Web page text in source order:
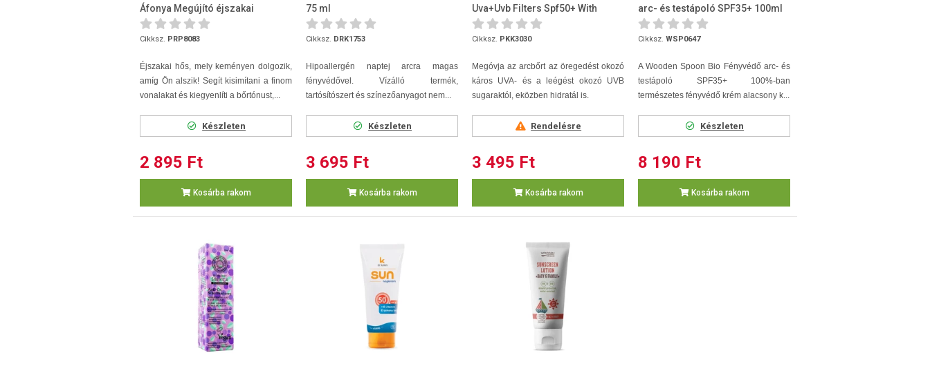
Áfonya Megújító éjszakai
arckrém-maszk 50ml
Cikksz. PRP8083
Éjszakai hős, mely keményen dolgozik,
amíg Ön alszik! Segít kisimítani a finom
vonalakat és kiegyenlíti a bőrtónust,...
Készleten
2 895 Ft
Kosárba rakom
75 ml
Cikksz. DRK1753
Hipoallergén naptej arcra magas
fényvédővel. Vízálló termék,
tartósítószert és színezőanyagot nem...
Készleten
3 695 Ft
Kosárba rakom
Uva+Uvb Filters Spf50+ With
Hyaluronic Acid 30ml
Cikksz. PKK3030
Megóvja az arcbőrt az öregedést okozó
káros UVA- és a leégést okozó UVB
sugaraktól, eközben hidratál is.
Rendelésre
3 495 Ft
Kosárba rakom
arc- és testápoló SPF35+ 100ml
Cikksz. WSP0647
A Wooden Spoon Bio Fényvédő arc- és
testápoló SPF35+ 100%-ban
természetes fényvédő krém alacsony k...
Készleten
8 190 Ft
Kosárba rakom